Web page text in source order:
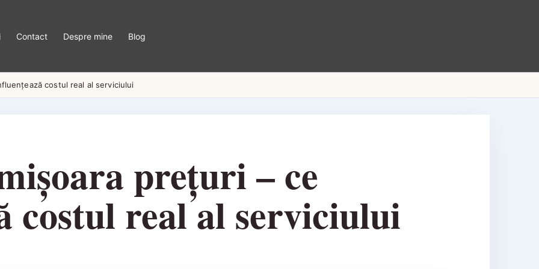
Contact Despre mine Blog
costul real al serviciului
prețuri – ce
costul real al serviciului